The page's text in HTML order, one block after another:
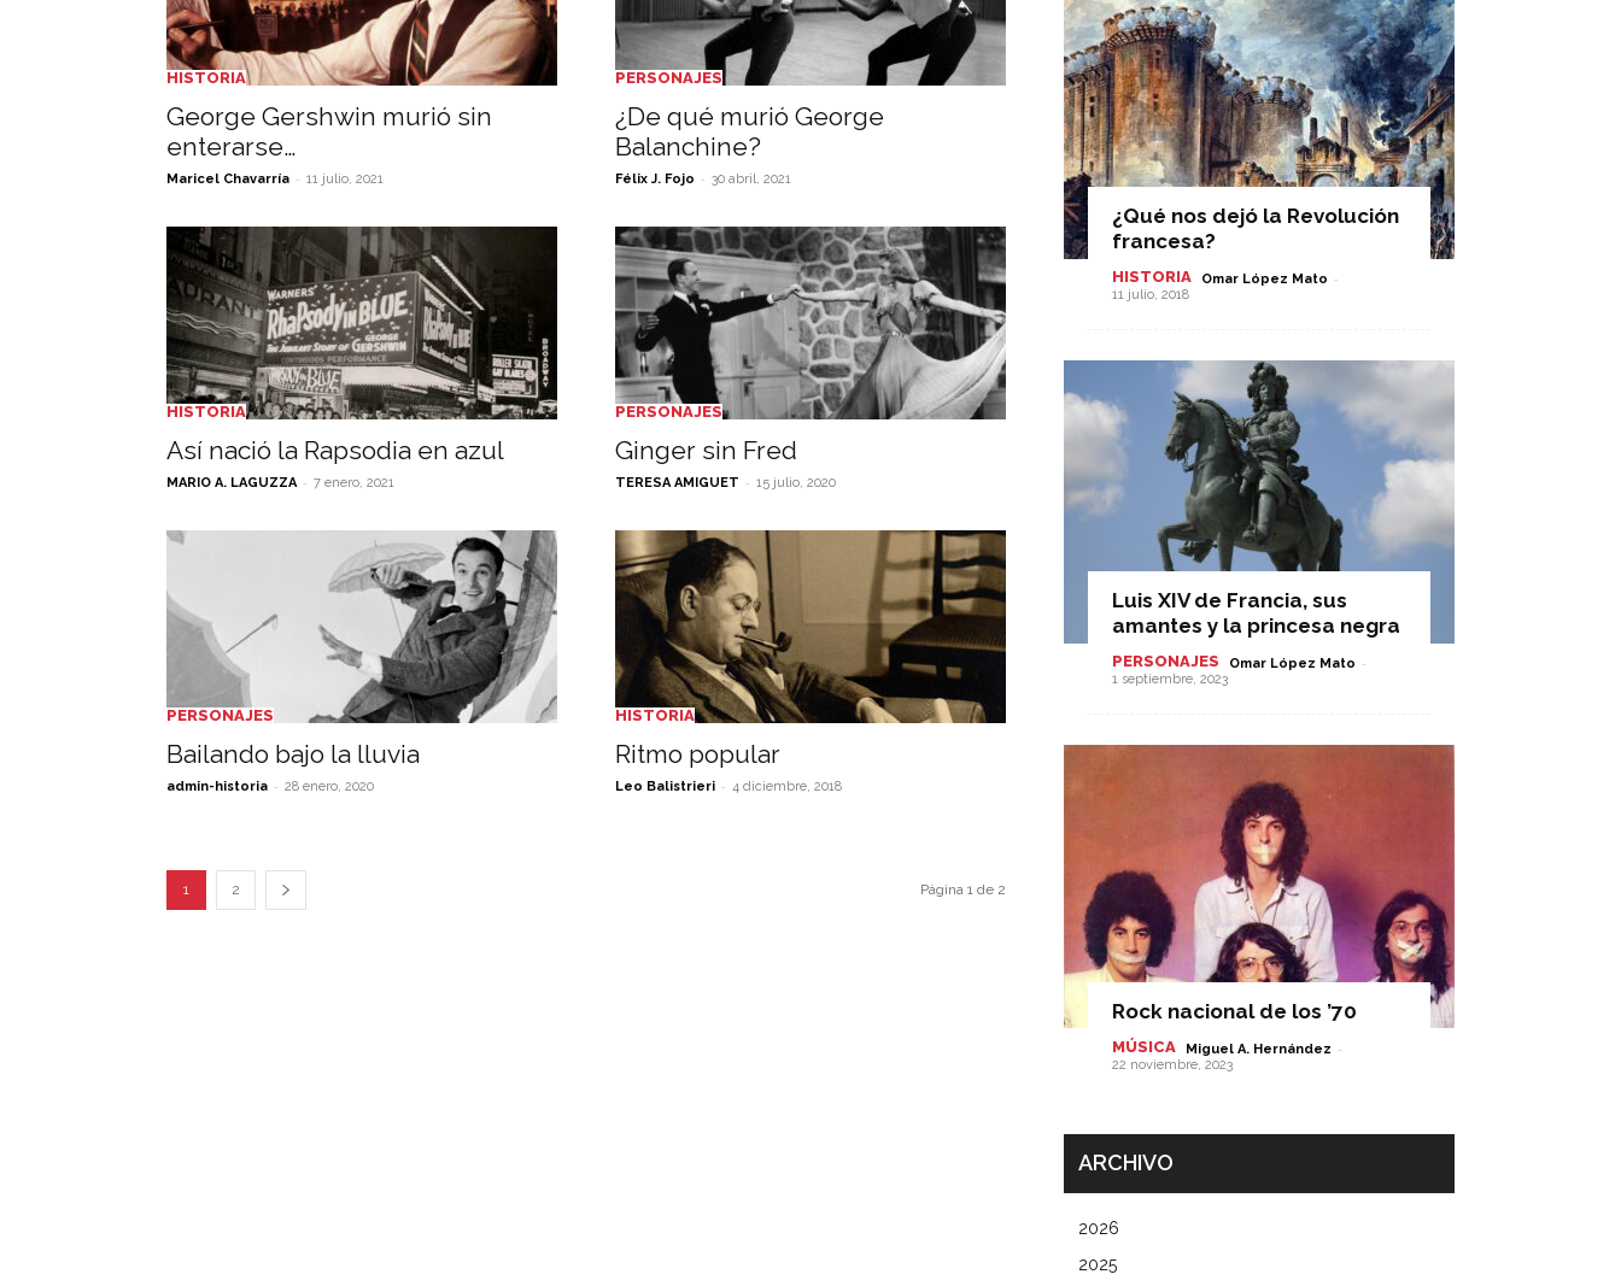
HISTORIA
George Gershwin murió sin
enterarse…
Maricel Chavarría - 11 julio, 2021
PERSONAJES
¿De qué murió George
Balanchine?
Félix J. Fojo - 30 abril, 2021
HISTORIA
Así nació la Rapsodia en azul
MARIO A. LAGUZZA - 7 enero, 2021
PERSONAJES
Ginger sin Fred
TERESA AMIGUET - 15 julio, 2020
PERSONAJES
Bailando bajo la lluvia
admin-historia - 28 enero, 2020
HISTORIA
Ritmo popular
Leo Balistrieri - 4 diciembre, 2018
1 2 Página 1 de 2
¿Qué nos dejó la Revolución
francesa?
HISTORIA Omar López Mato -
11 julio, 2018
Luis XIV de Francia, sus
amantes y la princesa negra
PERSONAJES Omar López Mato -
1 septiembre, 2023
Rock nacional de los ’70
MÚSICA Miguel A. Hernández -
22 noviembre, 2023
ARCHIVO
2026
2025